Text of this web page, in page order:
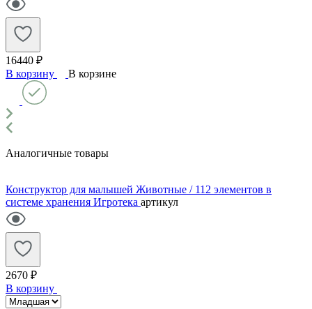
16440 ₽
В корзину
В корзине
Аналогичные товары
Конструктор для малышей Животные / 112 элементов в
системе хранения Игротека артикул
2670 ₽
В корзину